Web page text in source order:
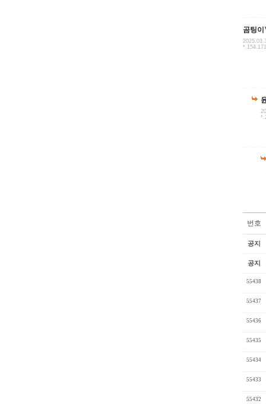
곰팅
번호
공지
공지
55438
55437
55436
55435
55434
55433
55432